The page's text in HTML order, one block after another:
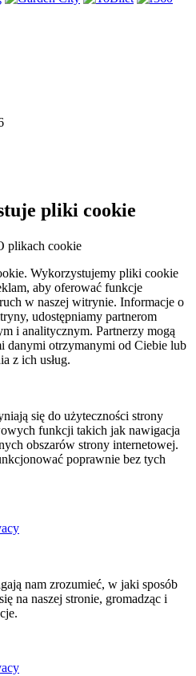
pliki cookie
plikach cookie
Wykorzystujemy pliki cookie
aby oferować funkcje
w naszej witrynie. Informacje o
udostępniamy partnerom
i analitycznym. Partnerzy mogą
danymi otrzymanymi od Ciebie lub
z ich usług.
się do użyteczności strony
funkcji takich jak nawigacja
obszarów strony internetowej.
poprawnie bez tych
nam zrozumieć, w jaki sposób
na naszej stronie, gromadząc i